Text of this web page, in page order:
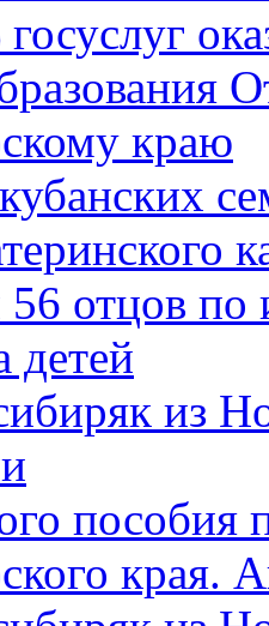
краю
отцов по
детей
из
пособия
края.